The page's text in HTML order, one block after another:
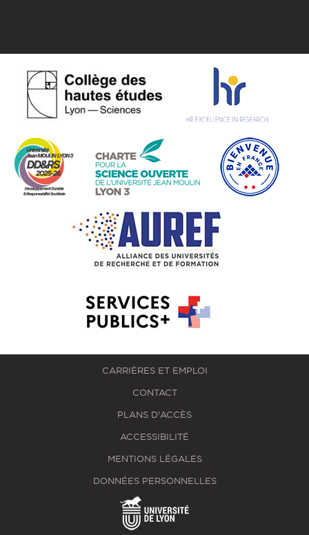
CARRIÈRES ET EMPLOI
CONTACT
PLANS D'ACCÈS
ACCESSIBILITÉ
MENTIONS LÉGALES
DONNÉES PERSONNELLES